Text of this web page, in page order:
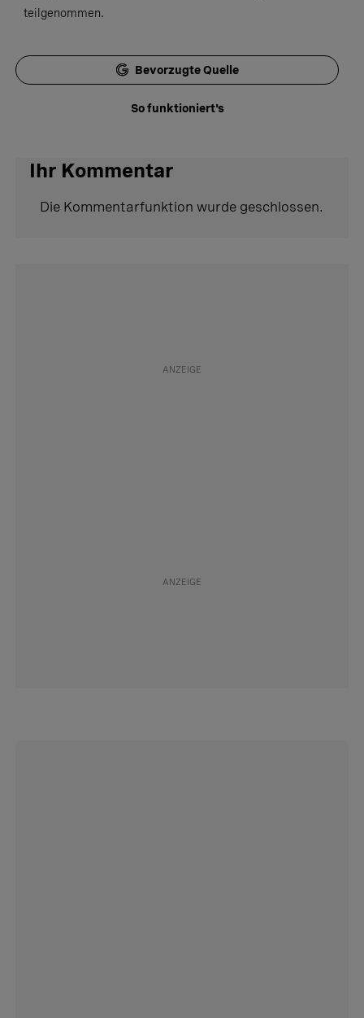
teilgenommen.
Bevorzugte Quelle
So funktioniert's
Ihr Kommentar
Die Kommentarfunktion wurde geschlossen.